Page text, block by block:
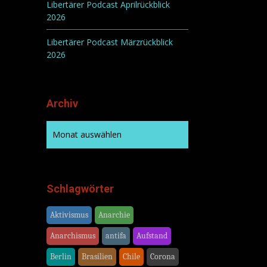
Libertärer Podcast Aprilrückblick
2026
Libertärer Podcast Märzrückblick
2026
Archiv
Schlagwörter
Aktivismus Anarchie
Anarchismus antifa Aufstand
Berlin Brasilien Chile Corona